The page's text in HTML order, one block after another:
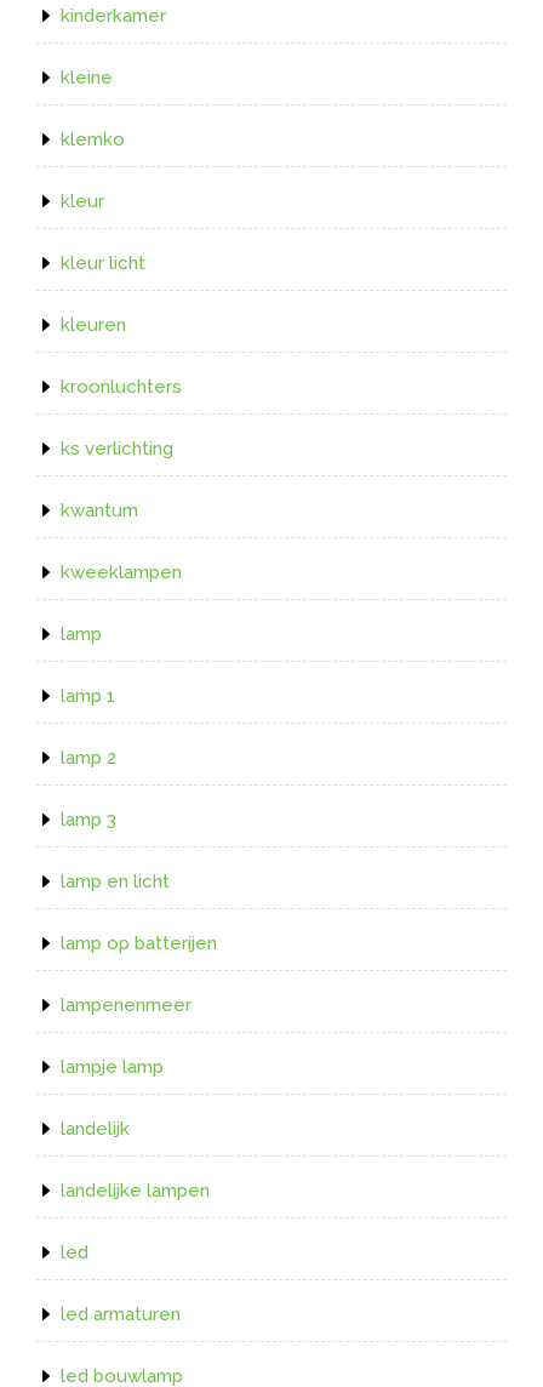
kinderkamer
kleine
klemko
kleur
kleur licht
kleuren
kroonluchters
ks verlichting
kwantum
kweeklampen
lamp
lamp 1
lamp 2
lamp 3
lamp en licht
lamp op batterijen
lampenenmeer
lampje lamp
landelijk
landelijke lampen
led
led armaturen
led bouwlamp